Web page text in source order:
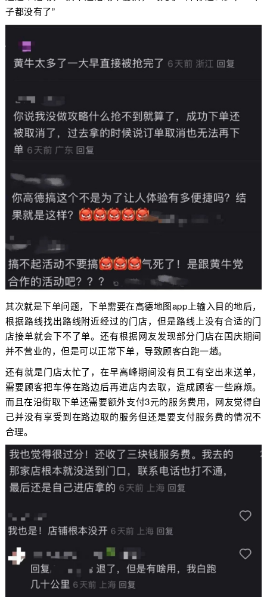
子都没有了”
其次就是下单问题，下单需要在高德地图app上输入目的地后，
根据路线找出路线附近经过的门店，但是路线上没有合适的门
店接单就会下不了单。还有根据网友发现部分门店在国庆期间
并不营业的，但是可以正常下单，导致顾客白跑一趟。
还有就是门店太忙了，在早高峰期间没有员工有空出来送单，
需要顾客把车停在路边后再进店内去取，造成顾客一些麻烦。
而且在沿街取下单还需要额外支付3元的服务费用，网友觉得自
己并没有享受到在路边取的服务但还是要支付服务费的情况不
合理。